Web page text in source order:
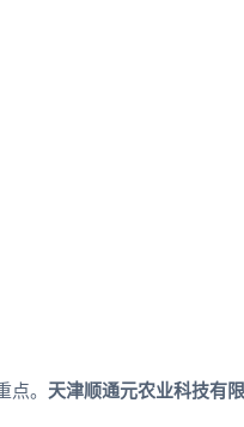
。 天津顺通元农业科技有